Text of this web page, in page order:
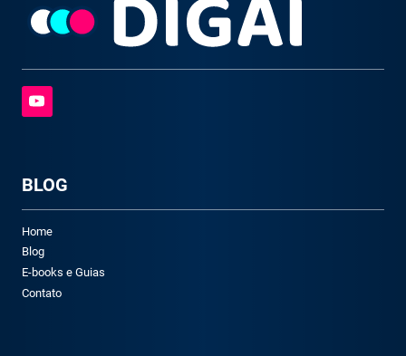
BLOG
Home
Blog
E-books e Guias
Contato